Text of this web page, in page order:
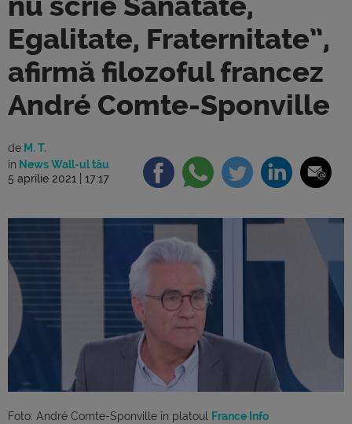
Egalitate, Fraternitate”,
afirmă filozoful francez
André Comte-Sponville
de M. T.
în News Wall-ul tău
5 aprilie 2021 | 17:17
Foto: André Comte-Sponville în platoul France Info